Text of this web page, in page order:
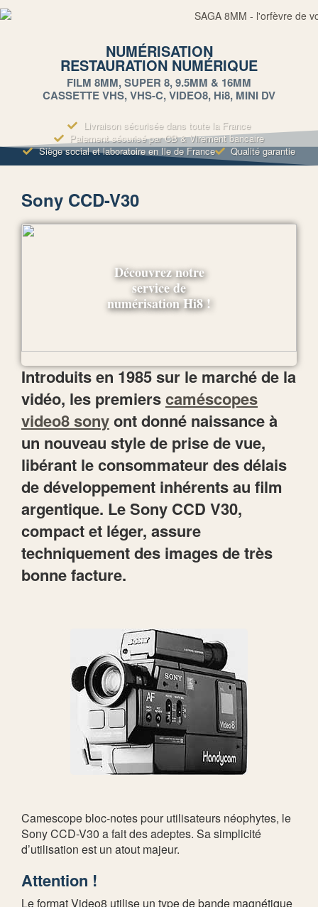
NUMÉRISATION
RESTAURATION NUMÉRIQUE
FILM 8MM, SUPER 8, 9.5MM & 16MM
CASSETTE VHS, VHS-C, VIDEO8, Hi8, MINI DV
Livraison sécurisée dans toute la France
Paiement sécurisé par CB & Virement bancaire
Siège social et laboratoire en Ile de France
Qualité garantie
Sony CCD-V30
Introduits en 1985 sur le marché de la
vidéo, les premierscaméscopes
video8 sonyont donné naissance à
un nouveau style de prise de vue,
libérant le consommateur des délais
de développement inhérents au film
argentique. Le Sony CCD V30,
compact et léger, assure
techniquement des images de très
bonne facture.
Camescope bloc-notes pour utilisateurs néophytes, le
Sony CCD-V30 a fait des adeptes. Sa simplicité
d’utilisation est un atout majeur.
Attention !
Le format Video8 utilise un type de bande magnétique